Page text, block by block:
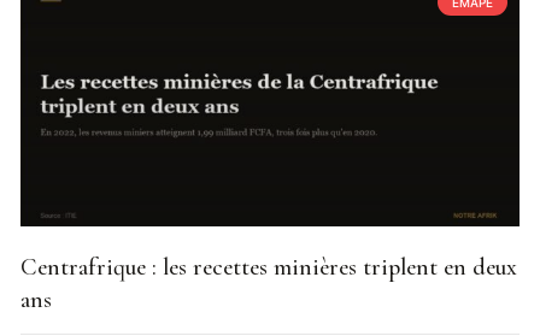
Centrafrique : les recettes minières triplent en deux
ans